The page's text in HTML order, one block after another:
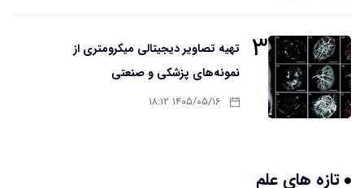
۳
تهیه تصاویر دیجیتالی میکرومتری از
نمونه‌های پزشکی و صنعتی
۱۴۰۵/۰۵/۱۶ ۱۸:۱۲
تازه های علم